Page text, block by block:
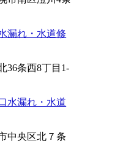
漏れ・水道修
36条西8丁目1-
水漏れ・水道
中央区北７条